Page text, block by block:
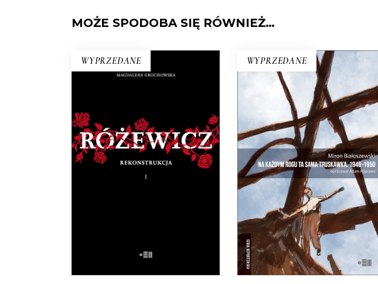
MOŻE SPODOBA SIĘ RÓWNIEŻ…
WYPRZEDANE
KOSZYKA
RÓŻEWICZ.
REKONSTRUKCJA (tom 1)
Na pytanie: „Kim jesteś?”,
Tadeusz Różewicz odpowiedział
przed laty: „Kto mnie uważnie
WYPRZEDANE
E-BOOK DO
KOSZYKA
NA KAŻDYM ROGU TA
SAMA TRUSKAWKA
Zupełnie nowe miasto. Jakaś
inna Warszawa na starych
śmieciach. Skąd się wzięła?
50.00zł 25.00zł